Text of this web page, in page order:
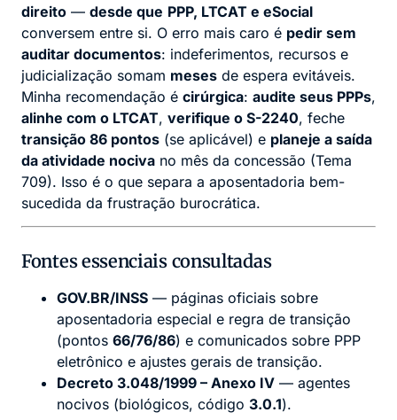
direito — desde que PPP, LTCAT e eSocial
conversem entre si. O erro mais caro é pedir sem
auditar documentos: indeferimentos, recursos e
judicialização somam meses de espera evitáveis.
Minha recomendação é cirúrgica: audite seus PPPs,
alinhe com o LTCAT, verifique o S-2240, feche
transição 86 pontos (se aplicável) e planeje a saída
da atividade nociva no mês da concessão (Tema
709). Isso é o que separa a aposentadoria bem-
sucedida da frustração burocrática.
Fontes essenciais consultadas
GOV.BR/INSS — páginas oficiais sobre
aposentadoria especial e regra de transição
(pontos 66/76/86) e comunicados sobre PPP
eletrônico e ajustes gerais de transição.
Decreto 3.048/1999 – Anexo IV — agentes
nocivos (biológicos, código 3.0.1).